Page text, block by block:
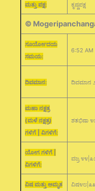
ಮತ್ತು ಪಕ್ಷ:
ಕೃಷ್ಣಪಕ್ಷ
©
ಸೂರ್ಯೋದಯ
ಸಮಯ:
6:52 AM
ದಿವಮಾನ: ದಿವಮಾನ
ಮಹಾ ನಕ್ಷತ್ರ
(ಮಳೆ ನಕ್ಷತ್ರ)
ಗಳಿಗೆ | ವಿಗಳಿಗೆ:
ಶತಭಿಷಾ
ಯೋಗ ಗಳಿಗೆ |
ವಿಗಳಿಗೆ:
ವಜ್ರ
ವಿಷ ಮತ್ತು ಅಮೃತ
ವಿಷ೪೮|೩೩